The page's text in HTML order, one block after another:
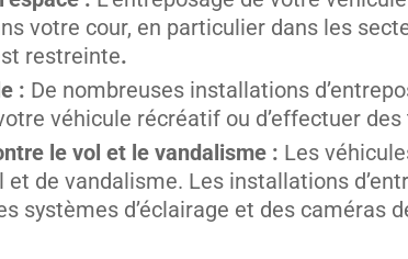
votre cour, en particulier dans les
restreinte.
: De nombreuses installations
véhicule récréatif ou d’effectuer
le vol et le vandalisme : Les
et de vandalisme. Les installations
systèmes d’éclairage et des caméras